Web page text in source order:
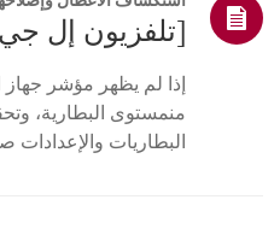
إذا لم يظهر مؤشر
منمستوى البطارية،
البطاريات